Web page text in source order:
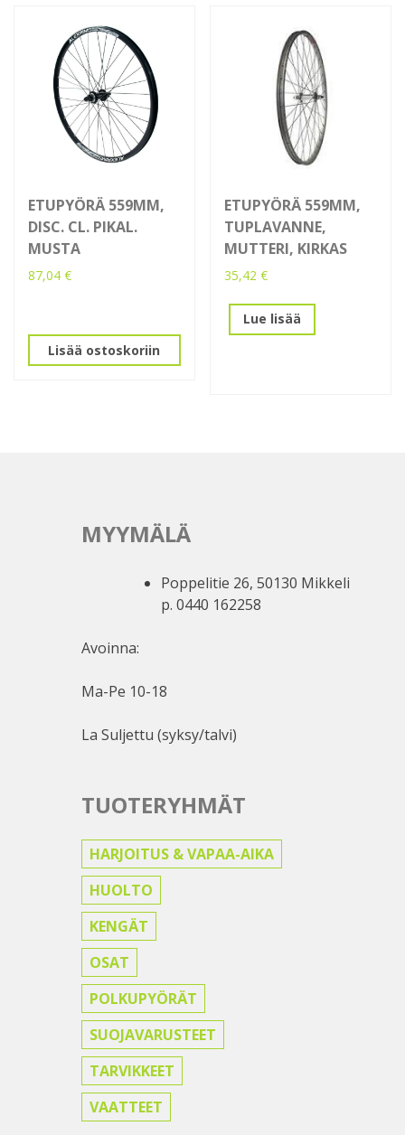
ETUPYÖRÄ 559MM,
DISC. CL. PIKAL.
MUSTA
87,04 €
Lisää ostoskoriin
ETUPYÖRÄ 559MM,
TUPLAVANNE,
MUTTERI, KIRKAS
35,42€
Lue lisää
MYYMÄLÄ
Poppelitie 26, 50130 Mikkeli
p. 0440 162258
Avoinna:
Ma-Pe 10-18
La Suljettu (syksy/talvi)
TUOTERYHMÄT
HARJOITUS & VAPAA-AIKA
HUOLTO
KENGÄT
OSAT
POLKUPYÖRÄT
SUOJAVARUSTEET
TARVIKKEET
VAATTEET